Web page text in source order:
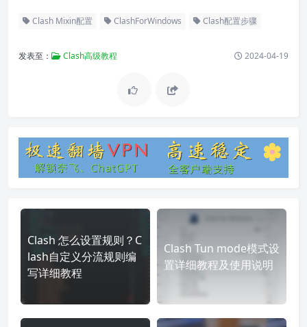
Clash Mixin配置 ClashForWindows Clash配置步骤
发表至： Clash高级教程 2024-04-19
Clash 怎么设置规则？C
lash自定义分流规则编
写详细教程
Clash Tun mode模式设
置详细教程及使用说明